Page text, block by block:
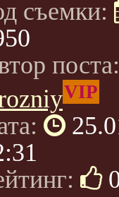
съемки:
VIP